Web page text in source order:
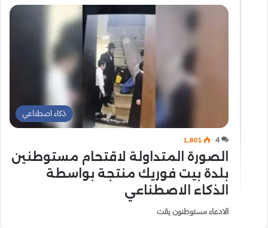
ذكاء اصطناعي
4 1٬801
الصورة المتداولة لاقتحام مستوطنين
بلدة بيت فوريك منتجة بواسطة
الذكاء الاصطناعي
الادعاء مستوطنون يقت